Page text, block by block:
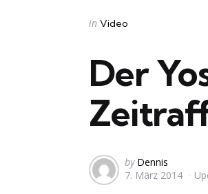
Categories
Posted
in Video
Der
Posted
by
by Dennis
7. März 2014